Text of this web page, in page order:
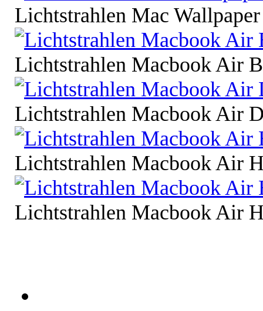
Lichtstrahlen Mac Wallpaper
Lichtstrahlen Macbook Air
Lichtstrahlen Macbook Air
Lichtstrahlen Macbook Air
Lichtstrahlen Macbook Air